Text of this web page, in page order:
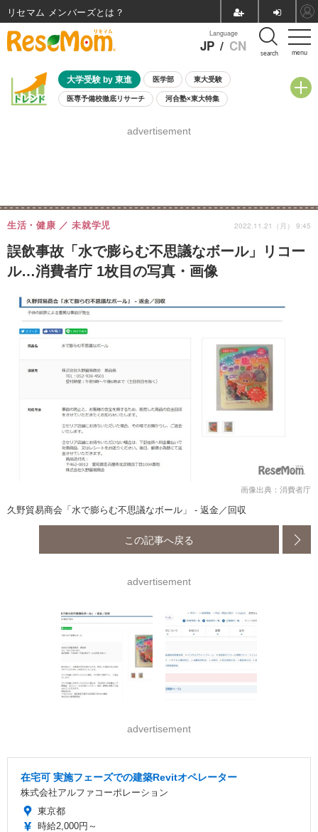
menu
Language
JP / CN search
大学受験 by 東進 医学部 東大受験
医専予備校徹底リサーチ 河合塾×東大特集
8月開催学校説明会・相談会
advertisement
誤飲事故「水で膨らむ不思議なボール」リコー
ル…消費者庁 1枚目の写真・画像
生活・健康 未就学児 2022.11.21（月） 9:45
画像出典：消費者庁
久野貿易商会「水で膨らむ不思議なボール」 - 返金／回収
この記事へ戻る
advertisement
advertisement
在宅可 実施フェーズでの建築Revitオペレーター
株式会社アルファコーポレーション
東京都
時給2,000円～
リセマム メンバーズ